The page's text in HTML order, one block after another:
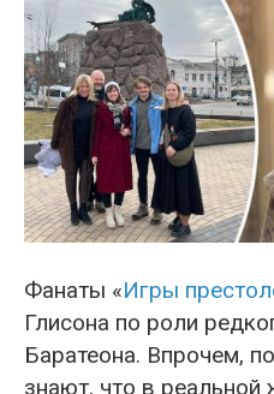
Фанаты «Игры
Глисона по роли
Баратеона. Впрочем,
знают, что в реальной